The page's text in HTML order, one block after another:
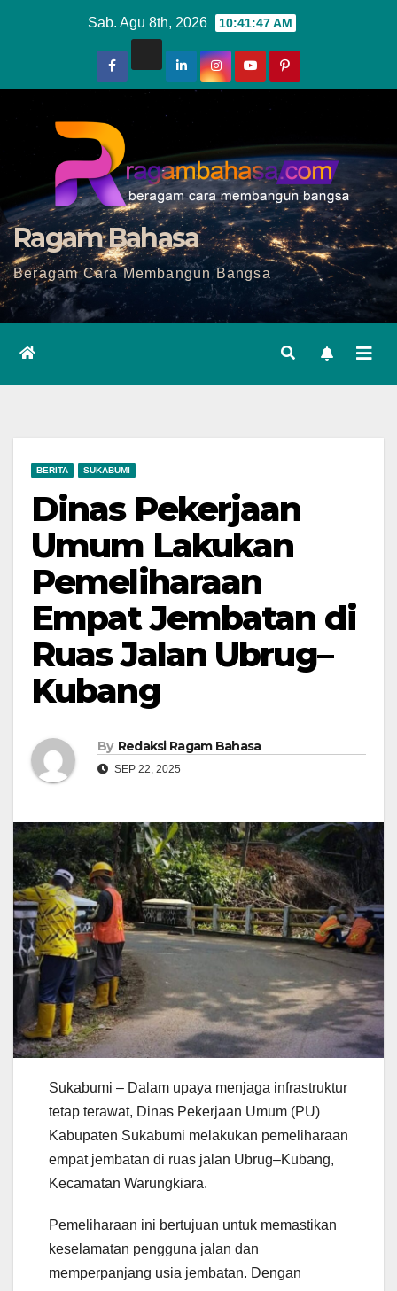
Sab. Agu 8th, 2026 10:41:49 AM
Ragam Bahasa
Beragam Cara Membangun Bangsa
BERITA SUKABUMI
Dinas Pekerjaan
Umum Lakukan
Pemeliharaan
Empat Jembatan di
Ruas Jalan Ubrug–
Kubang
By Redaksi Ragam Bahasa
SEP 22, 2025
Sukabumi – Dalam upaya menjaga infrastruktur
tetap terawat, Dinas Pekerjaan Umum (PU)
Kabupaten Sukabumi melakukan pemeliharaan
empat jembatan di ruas jalan Ubrug–Kubang,
Kecamatan Warungkiara.
Pemeliharaan ini bertujuan untuk memastikan
keselamatan pengguna jalan dan
memperpanjang usia jembatan. Dengan